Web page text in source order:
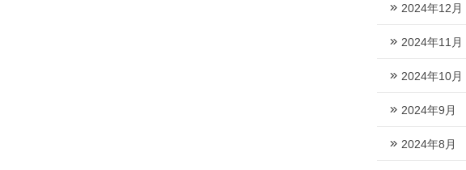
2024年12月
2024年11月
2024年10月
2024年9月
2024年8月